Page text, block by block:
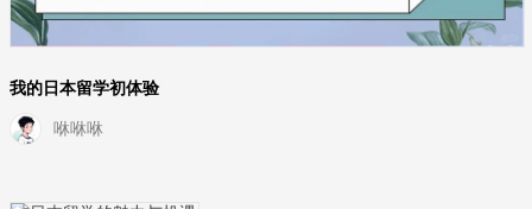
我的日本留学初体验
咻咻咻